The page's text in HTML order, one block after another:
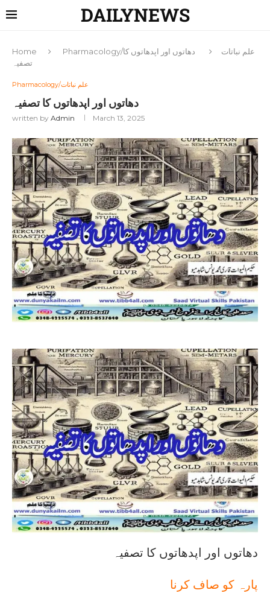
DAILYNEWS
Home Pharmacology/علم نباتات
دھاتوں اور اپدھاتوں کا
تصفیہ
Pharmacology/علم نباتات
دھاتوں اور اپدھاتوں کا تصفیہ
written by Admin March 13, 2025
دھاتوں اور اپدھاتوں کا تصفیہ
پارہ کو صاف کرنا